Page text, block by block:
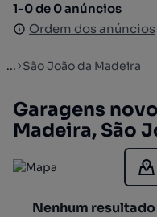
1-0 de 0 anúncios
Ordem dos anúncios
1-0 de 0 anúncios
Ordem dos anúncios
... São João da Madeira
Garagens
Madeira, São
Nenhum